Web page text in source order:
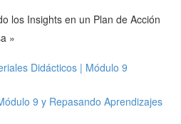
los Insights en un Plan de Acción
»
Didácticos | Módulo 9
9 y Repasando Aprendizajes